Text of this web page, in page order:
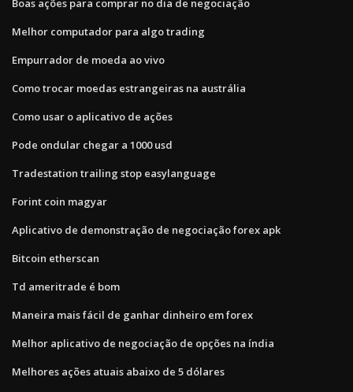
Boas ações para comprar no dia de negociação
Melhor computador para algo trading
Empurrador de moeda ao vivo
Como trocar moedas estrangeiras na austrália
Como usar o aplicativo de ações
Pode ondular chegar a 1000 usd
Tradestation trailing stop easylanguage
Forint coin magyar
Aplicativo de demonstração de negociação forex apk
Bitcoin etherscan
Td ameritrade é bom
Maneira mais fácil de ganhar dinheiro em forex
Melhor aplicativo de negociação de opções na índia
Melhores ações atuais abaixo de 5 dólares